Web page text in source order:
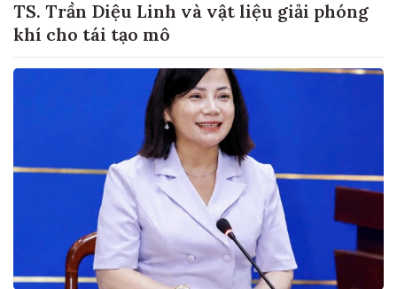
TS. Trần Diệu Linh và vật liệu giải phóng
khí cho tái tạo mô